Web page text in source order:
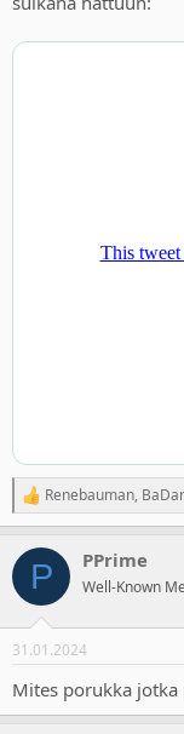
R
e
c
i
s
Renebauman,
P PPrime
Well-Known
31.01.2024
Mites porukka